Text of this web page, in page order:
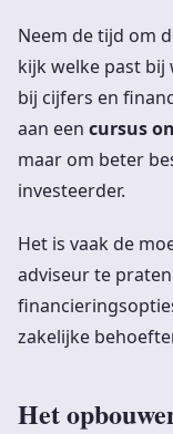
Neem de tijd om
kijk welke past bij
bij cijfers en
aan een cursus
maar om beter
investeerder.
Het is vaak de
adviseur te
zakelijke
Het